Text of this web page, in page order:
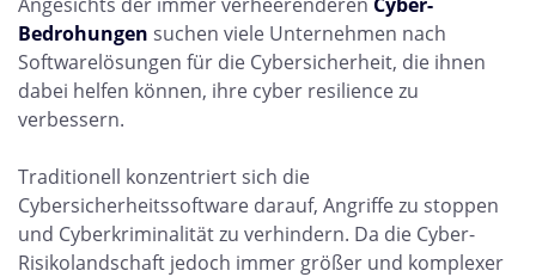
Bedrohungen suchen viele Unternehmen nach
Softwarelösungen für die Cybersicherheit, die ihnen
dabei helfen können, ihre cyber resilience zu
verbessern.
Traditionell konzentriert sich die
Cybersicherheitssoftware darauf, Angriffe zu stoppen
und Cyberkriminalität zu verhindern. Da die Cyber-
Risikolandschaft jedoch immer größer und komplexer